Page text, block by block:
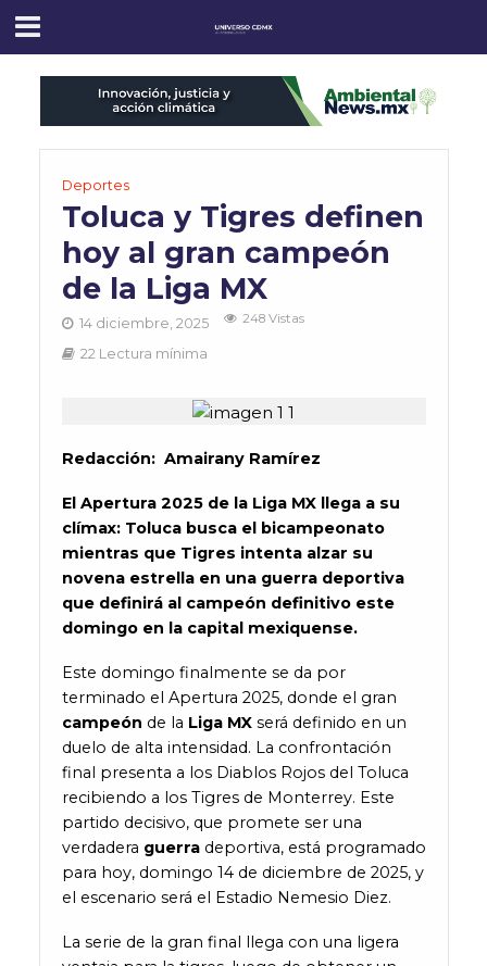
Deportes
Toluca y Tigres definen
hoy al gran campeón
de la Liga MX
14 diciembre, 2025 248 Vistas
22 Lectura mínima
Redacción: Amairany Ramírez
El Apertura 2025 de la Liga MX llega a su
clímax: Toluca busca el bicampeonato
mientras que Tigres intenta alzar su
novena estrella en una guerra deportiva
que definirá al campeón definitivo este
domingo en la capital mexiquense.
Este domingo finalmente se da por
terminado el Apertura 2025, donde el gran
campeón de la Liga MXserá definido en un
duelo de alta intensidad. La confrontación
final presenta a los Diablos Rojos del Toluca
recibiendo a los Tigres de Monterrey. Este
partido decisivo, que promete ser una
verdadera guerradeportiva, está programado
para hoy, domingo 14 de diciembre de 2025, y
el escenario será el Estadio Nemesio Diez.
La serie de la gran final llega con una ligera